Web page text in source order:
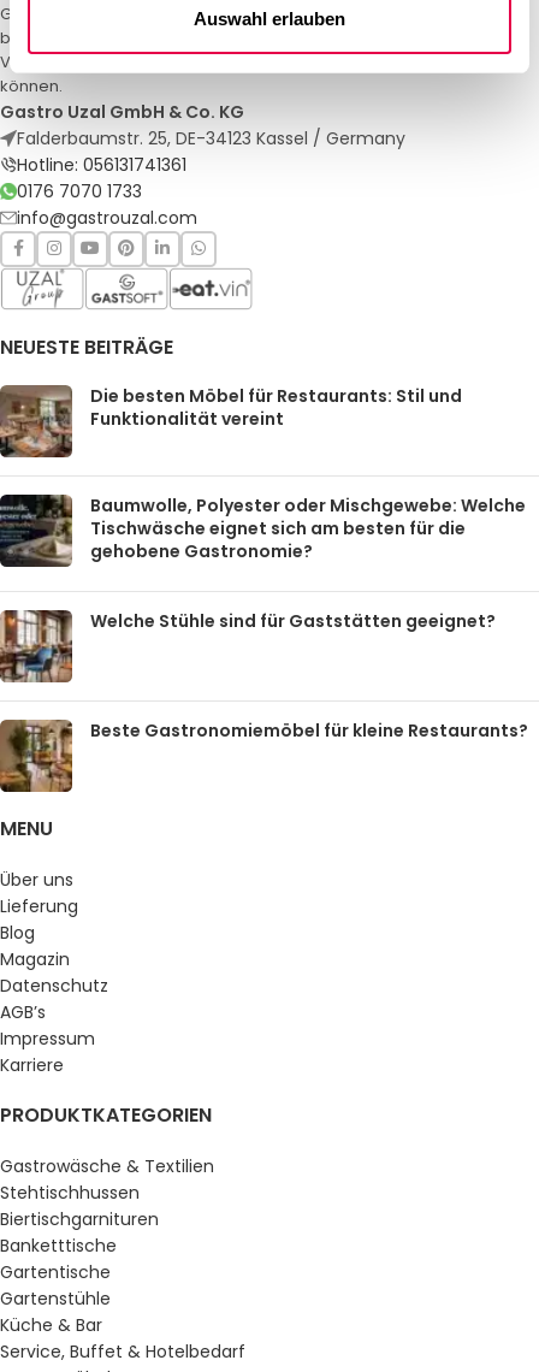
Auswahl erlauben
Gastro Uzal – Ihr Spezialist für Gastronomiemöbel und -textilien. Wir
bieten maßgeschneiderte Lösungen für Restaurants, Hotels und
Veranstaltungen. Qualität und Service, auf die Sie sich verlassen
können.
Gastro Uzal GmbH & Co. KG
Falderbaumstr. 25, DE-34123 Kassel / Germany
Hotline: 056131741361
0176 7070 1733
info@gastrouzal.com
NEUESTE BEITRÄGE
Die besten Möbel für Restaurants: Stil und
Funktionalität vereint
Baumwolle, Polyester oder Mischgewebe: Welche
Tischwäsche eignet sich am besten für die
gehobene Gastronomie?
Welche Stühle sind für Gaststätten geeignet?
Beste Gastronomiemöbel für kleine Restaurants?
MENU
Über uns
Lieferung
Blog
Magazin
Datenschutz
AGB’s
Impressum
Karriere
PRODUKTKATEGORIEN
Gastrowäsche & Textilien
Stehtischhussen
Biertischgarnituren
Banketttische
Gartentische
Gartenstühle
Küche & Bar
Service, Buffet & Hotelbedarf